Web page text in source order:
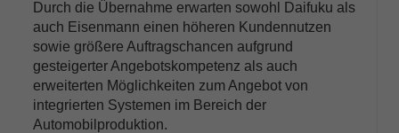
Durch die Übernahme erwarten sowohl Daifuku als
auch Eisenmann einen höheren Kundennutzen
sowie größere Auftragschancen aufgrund
gesteigerter Angebotskompetenz als auch
erweiterten Möglichkeiten zum Angebot von
integrierten Systemen im Bereich der
Automobilproduktion.